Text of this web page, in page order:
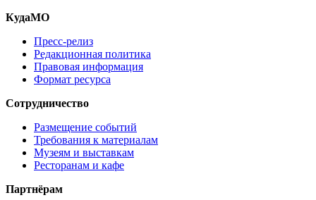
КудаМО
Пресс-релиз
Редакционная политика
Правовая информация
Формат ресурса
Сотрудничество
Размещение событий
Требования к материалам
Музеям и выставкам
Ресторанам и кафе
Партнёрам